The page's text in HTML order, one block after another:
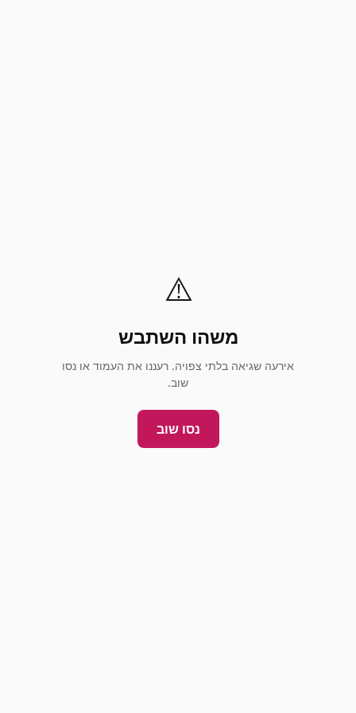
⚠️
משהו השתבש
אירעה שגיאה בלתי צפויה. רעננו את העמוד או נסו
שוב.
נסו שוב